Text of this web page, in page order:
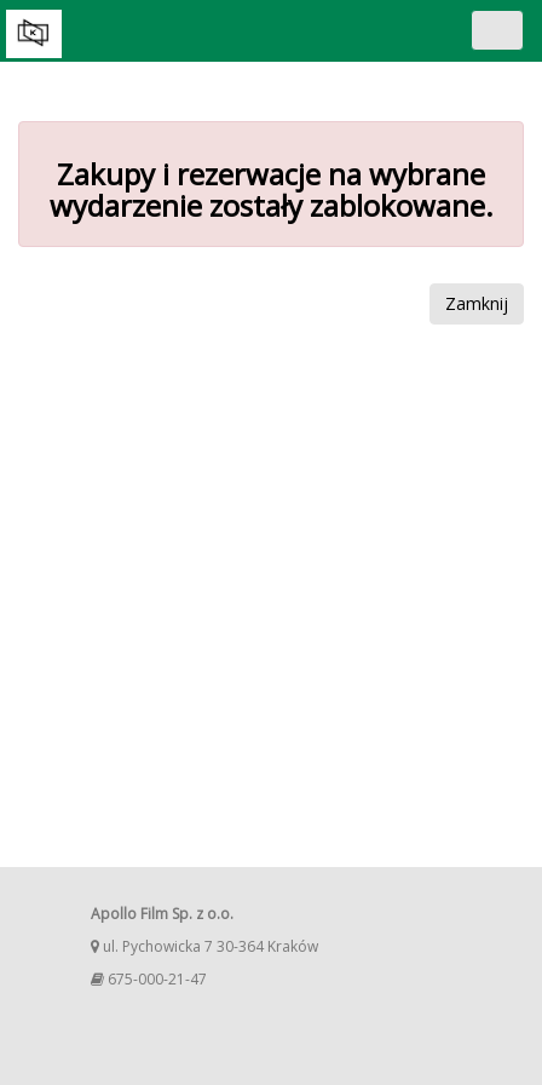
Zakupy i rezerwacje na wybrane
wydarzenie zostały zablokowane.
Zamknij
Apollo Film Sp. z o.o.
ul. Pychowicka 7 30-364 Kraków
675-000-21-47